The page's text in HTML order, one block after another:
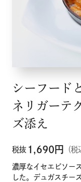
シーフード
ネリガーテ
ズ添え
税抜 1,690円 （
濃厚なイセエビソー
した。デュガスチー